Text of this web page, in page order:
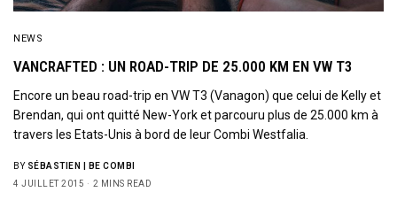
NEWS
VANCRAFTED : UN ROAD-TRIP DE 25.000 KM EN VW T3
Encore un beau road-trip en VW T3 (Vanagon) que celui de Kelly et
Brendan, qui ont quitté New-York et parcouru plus de 25.000 km à
travers les Etats-Unis à bord de leur Combi Westfalia.
BY SÉBASTIEN | BE COMBI
4 JUILLET 2015
2 MINS READ